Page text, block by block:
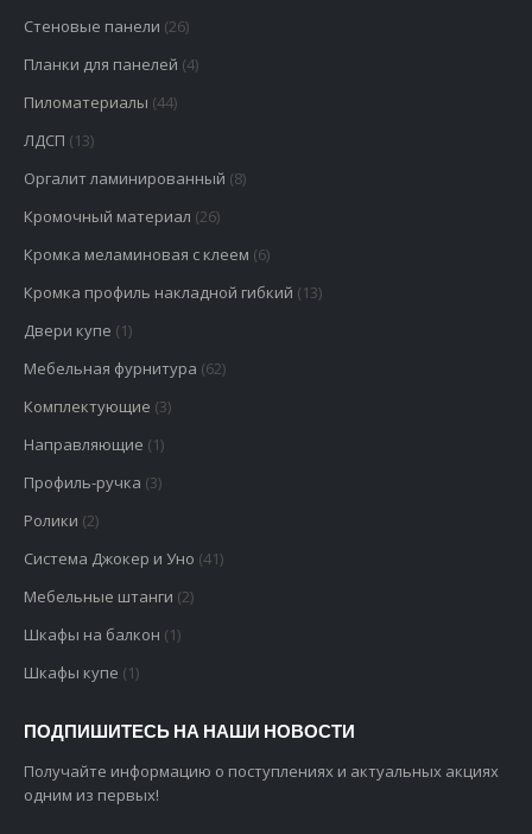
Стеновые панели (26)
Планки для панелей (4)
Пиломатериалы (44)
ЛДСП (13)
Оргалит ламинированный (8)
Кромочный материал (26)
Кромка меламиновая с клеем (6)
Кромка профиль накладной гибкий (13)
Двери купе (1)
Мебельная фурнитура (62)
Комплектующие (3)
Направляющие (1)
Профиль-ручка (3)
Ролики (2)
Система Джокер и Уно (41)
Мебельные штанги (2)
Шкафы на балкон (1)
Шкафы купе (1)
ПОДПИШИТЕСЬ НА НАШИ НОВОСТИ
Получайте информацию о поступлениях и актуальных акциях
одним из первых!